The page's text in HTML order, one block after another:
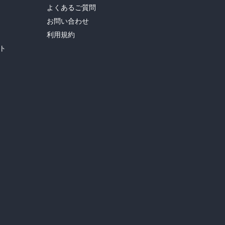
よくあるご質問
お問い合わせ
利用規約